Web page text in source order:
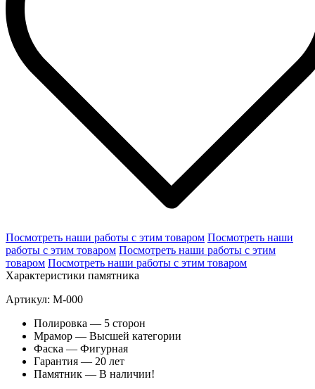
Посмотреть наши работы с этим товаром Посмотреть наши
работы с этим товаром Посмотреть наши работы с этим
товаром Посмотреть наши работы с этим товаром
Характеристики памятника
Артикул: M-000
Полировка — 5 сторон
Мрамор — Высшей категории
Фаска — Фигурная
Гарантия — 20 лет
Памятник — В наличии!